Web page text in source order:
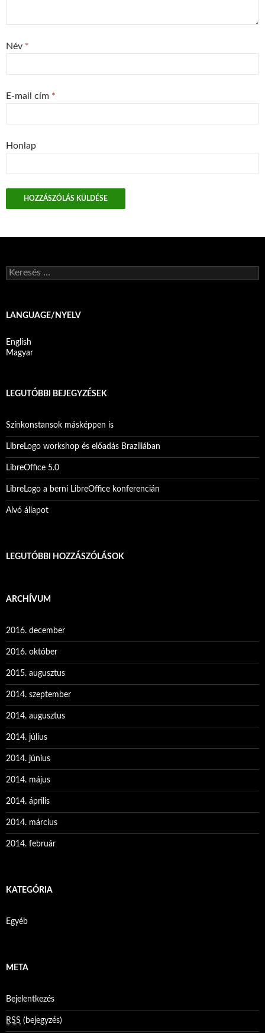
Név *
E-mail cím *
Honlap
K
e
s
:
LANGUAGE/NYELV
English
Magyar
LEGUTÓBBI BEJEGYZÉSEK
Színkonstansok másképpen is
LibreLogo workshop és előadás Brazíliában
LibreOffice 5.0
LibreLogo a berni LibreOffice konferencián
Alvó állapot
LEGUTÓBBI HOZZÁSZÓLÁSOK
ARCHÍVUM
2016. december
2016. október
2015. augusztus
2014. szeptember
2014. augusztus
2014. július
2014. június
2014. május
2014. április
2014. március
2014. február
KATEGÓRIA
Egyéb
META
Bejelentkezés
RSS (bejegyzés)